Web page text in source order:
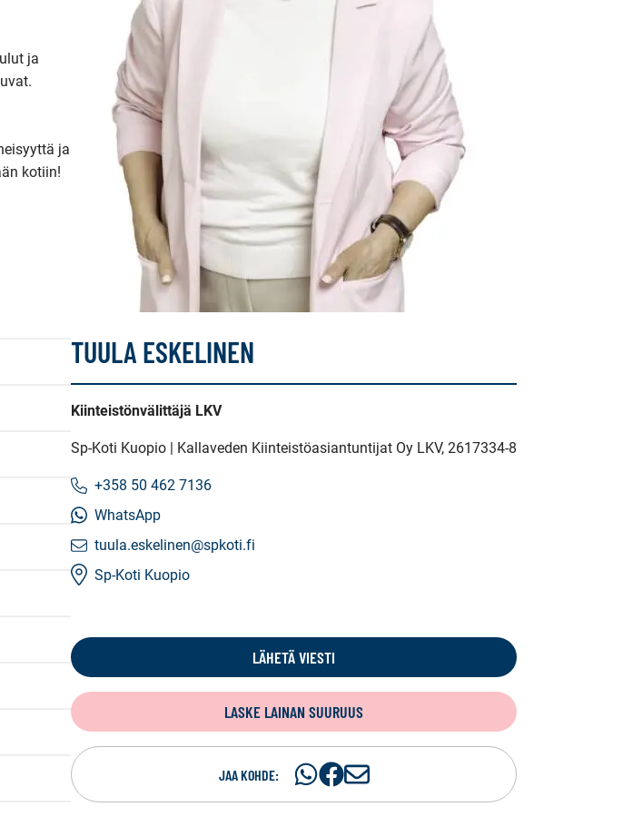
ja
ja
kotiin!
TUULA ESKELINEN
Kiinteistönvälittäjä LKV
Sp-Koti Kuopio | Kallaveden Kiinteistöasiantuntijat Oy LKV, 2617334-8
+358 50 462 7136
WhatsApp
tuula.eskelinen@spkoti.fi
Sp-Koti Kuopio
LÄHETÄ VIESTI
LASKE LAINAN SUURUUS
JAA KOHDE:
JaaJaaJ